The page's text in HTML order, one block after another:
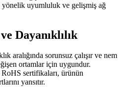
yönelik uyumluluk ve gelişmiş ağ
Dayanıklılık
aralığında sorunsuz çalışır ve nem
ortamlar için uygundur.
RoHS sertifikaları, ürünün
yansıtır.